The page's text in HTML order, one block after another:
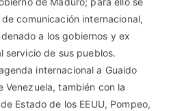
comunicación internacional,
a los gobiernos y ex
servicio de sus pueblos.
internacional a Guaido
también con la
Estado de los EEUU, Pompeo,